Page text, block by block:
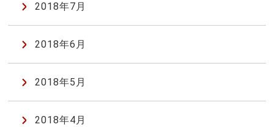
2018年7月
2018年6月
2018年5月
2018年4月